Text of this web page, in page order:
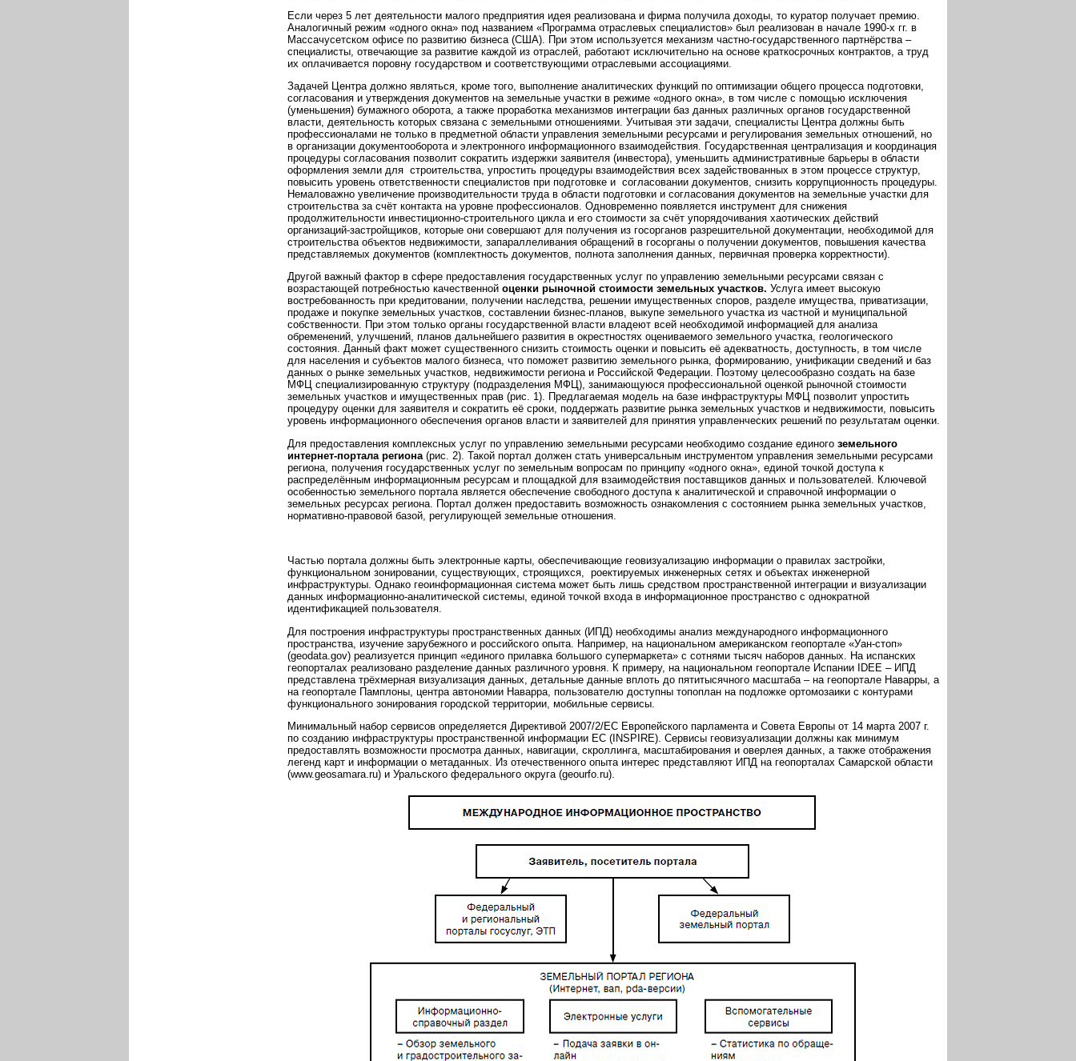
Если через 5 лет деятельности малого предприятия идея реализована и фирма получила доходы, то куратор получает премию.
Аналогичный режим «одного окна» под названием «Программа отраслевых специалистов» был реализован в начале 1990-х гг. в
Массачусетском офисе по развитию бизнеса (США). При этом используется механизм частно-государственного партнёрства –
специалисты, отвечающие за развитие каждой из отраслей, работают исключительно на основе краткосрочных контрактов, а труд
их оплачивается поровну государством и соответствующими отраслевыми ассоциациями.
Задачей Центра должно являться, кроме того, выполнение аналитических функций по оптимизации общего процесса подготовки,
согласования и утверждения документов на земельные участки в режиме «одного окна», в том числе с помощью исключения
(уменьшения) бумажного оборота, а также проработка механизмов интеграции баз данных различных органов государственной
власти, деятельность которых связана с земельными отношениями. Учитывая эти задачи, специалисты Центра должны быть
профессионалами не только в предметной области управления земельными ресурсами и регулирования земельных отношений, но
в организации документооборота и электронного информационного взаимодействия. Государственная централизация и координация
процедуры согласования позволит сократить издержки заявителя (инвестора), уменьшить административные барьеры в области
оформления земли для строительства, упростить процедуры взаимодействия всех задействованных в этом процессе структур,
повысить уровень ответственности специалистов при подготовке и согласовании документов, снизить коррупционность процедуры.
Немаловажно увеличение производительности труда в области подготовки и согласования документов на земельные участки для
строительства за счёт контакта на уровне профессионалов. Одновременно появляется инструмент для снижения
продолжительности инвестиционно-строительного цикла и его стоимости за счёт упорядочивания хаотических действий
организаций-застройщиков, которые они совершают для получения из госорганов разрешительной документации, необходимой для
строительства объектов недвижимости, запараллеливания обращений в госорганы о получении документов, повышения качества
представляемых документов (комплектность документов, полнота заполнения данных, первичная проверка корректности).
Другой важный фактор в сфере предоставления государственных услуг по управлению земельными ресурсами связан с
возрастающей потребностью качественной оценки рыночной стоимости земельных участков. Услуга имеет высокую
востребованность при кредитовании, получении наследства, решении имущественных споров, разделе имущества, приватизации,
продаже и покупке земельных участков, составлении бизнес-планов, выкупе земельного участка из частной и муниципальной
собственности. При этом только органы государственной власти владеют всей необходимой информацией для анализа
обременений, улучшений, планов дальнейшего развития в окрестностях оцениваемого земельного участка, геологического
состояния. Данный факт может существенного снизить стоимость оценки и повысить её адекватность, доступность, в том числе
для населения и субъектов малого бизнеса, что поможет развитию земельного рынка, формированию, унификации сведений и баз
данных о рынке земельных участков, недвижимости региона и Российской Федерации. Поэтому целесообразно создать на базе
МФЦ специализированную структуру (подразделения МФЦ), занимающуюся профессиональной оценкой рыночной стоимости
земельных участков и имущественных прав (рис. 1). Предлагаемая модель на базе инфраструктуры МФЦ позволит упростить
процедуру оценки для заявителя и сократить её сроки, поддержать развитие рынка земельных участков и недвижимости, повысить
уровень информационного обеспечения органов власти и заявителей для принятия управленческих решений по результатам оценки.
Для предоставления комплексных услуг по управлению земельными ресурсами необходимо создание единого земельного
интернет-портала региона (рис. 2). Такой портал должен стать универсальным инструментом управления земельными ресурсами
региона, получения государственных услуг по земельным вопросам по принципу «одного окна», единой точкой доступа к
распределённым информационным ресурсам и площадкой для взаимодействия поставщиков данных и пользователей. Ключевой
особенностью земельного портала является обеспечение свободного доступа к аналитической и справочной информации о
земельных ресурсах региона. Портал должен предоставить возможность ознакомления с состоянием рынка земельных участков,
нормативно-правовой базой, регулирующей земельные отношения.
Частью портала должны быть электронные карты, обеспечивающие геовизуализацию информации о правилах застройки,
функциональном зонировании, существующих, строящихся, роектируемых инженерных сетях и объектах инженерной
инфраструктуры. Однако геоинформационная система может быть лишь средством пространственной интеграции и визуализации
данных информационно-аналитической системы, единой точкой входа в информационное пространство с однократной
идентификацией пользователя.
Для построения инфраструктуры пространственных данных (ИПД) необходимы анализ международного информационного
пространства, изучение зарубежного и российского опыта. Например, на национальном американском геопортале «Уан-стоп»
(geodata.gov) реализуется принцип «единого прилавка большого супермаркета» с сотнями тысяч наборов данных. На испанских
геопорталах реализовано разделение данных различного уровня. К примеру, на национальном геопортале Испании IDEE – ИПД
представлена трёхмерная визуализация данных, детальные данные вплоть до пятитысячного масштаба – на геопортале Наварры, а
на геопортале Памплоны, центра автономии Наварра, пользователю доступны топоплан на подложке ортомозаики с контурами
функционального зонирования городской территории, мобильные сервисы.
Минимальный набор сервисов определяется Директивой 2007/2/ЕС Европейского парламента и Совета Европы от 14 марта 2007 г.
по созданию инфраструктуры пространственной информации ЕС (INSPIRE). Сервисы геовизуализации должны как минимум
предоставлять возможности просмотра данных, навигации, скроллинга, масштабирования и оверлея данных, а также отображения
легенд карт и информации о метаданных. Из отечественного опыта интерес представляют ИПД на геопорталах Самарской области
(www.geosamara.ru) и Уральского федерального округа (geourfo.ru).